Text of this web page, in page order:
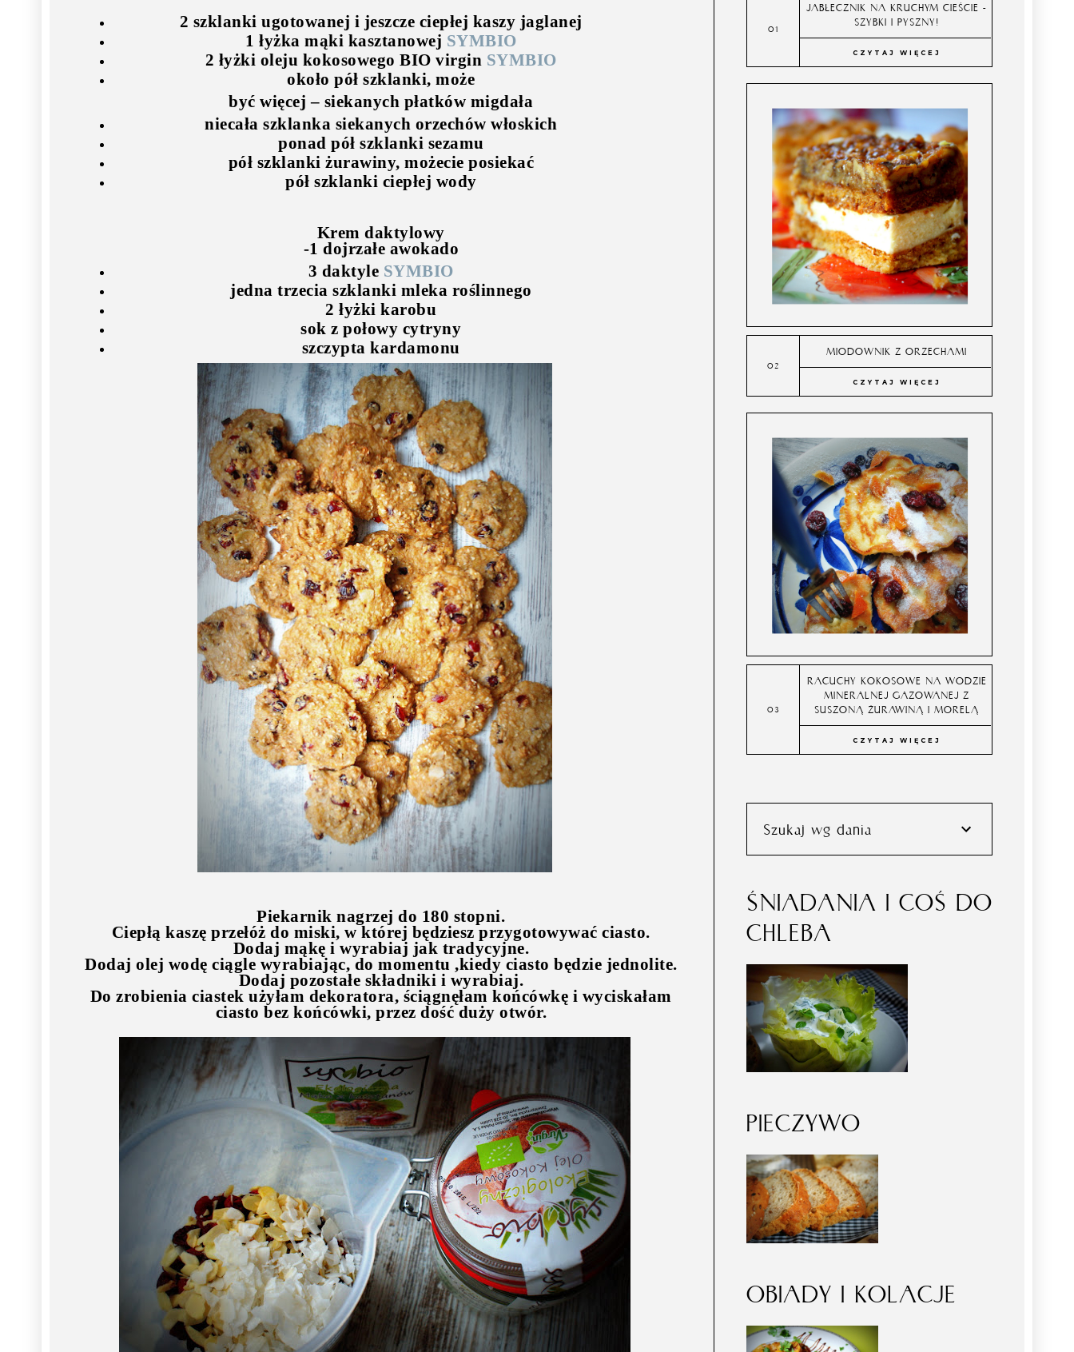
2 szklanki ugotowanej i jeszcze ciepłej kaszy jaglanej
1 łyżka mąki kasztanowej SYMBIO
2 łyżki oleju kokosowego BIO virgin SYMBIO
około pół szklanki, może
być więcej – siekanych płatków migdała
niecała szklanka siekanych orzechów włoskich
ponad pół szklanki sezamu
pół szklanki żurawiny, możecie posiekać
pół szklanki ciepłej wody
Krem daktylowy
-1 dojrzałe awokado
3 daktyle SYMBIO
jedna trzecia szklanki mleka roślinnego
2 łyżki karobu
sok z połowy cytryny
szczypta kardamonu
Piekarnik nagrzej do 180 stopni.
Ciepłą kaszę przełóż do miski, w której będziesz przygotowywać ciasto.
Dodaj mąkę i wyrabiaj jak tradycyjne.
Dodaj olej wodę ciągle wyrabiając, do momentu ,kiedy ciasto będzie jednolite.
Dodaj pozostałe składniki i wyrabiaj.
Do zrobienia ciastek użyłam dekoratora, ściągnęłam końcówkę i wyciskałam
ciasto bez końcówki, przez dość duży otwór.
JABŁECZNIK NA KRUCHYM CIEŚCIE -
SZYBKI I PYSZNY!
CZYTAJ WIĘCEJ
MIODOWNIK Z ORZECHAMI
CZYTAJ WIĘCEJ
RACUCHY KOKOSOWE NA WODZIE
MINERALNEJ GAZOWANEJ Z
SUSZONĄ ŻURAWINĄ I MORELĄ
CZYTAJ WIĘCEJ
Szukaj wg dania
ŚNIADANIA I COŚ DO
CHLEBA
PIECZYWO
OBIADY I KOLACJE